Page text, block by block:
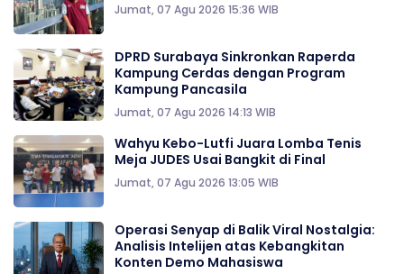
Jumat, 07 Agu 2026 15:36 WIB
DPRD Surabaya Sinkronkan Raperda
Kampung Cerdas dengan Program
Kampung Pancasila
Jumat, 07 Agu 2026 14:13 WIB
Wahyu Kebo-Lutfi Juara Lomba Tenis
Meja JUDES Usai Bangkit di Final
Jumat, 07 Agu 2026 13:05 WIB
Operasi Senyap di Balik Viral Nostalgia:
Analisis Intelijen atas Kebangkitan
Konten Demo Mahasiswa